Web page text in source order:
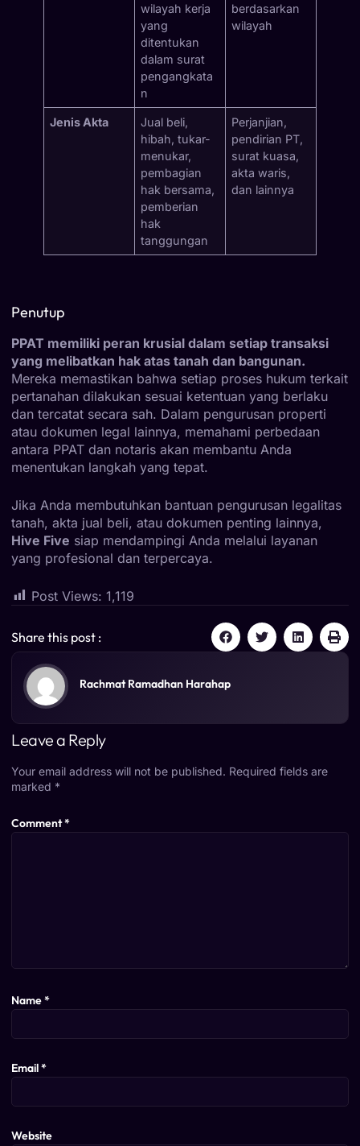
wilayah kerja
yang
ditentukan
dalam surat
pengangkata
n
berdasarkan
wilayah
Jenis Akta
Jual beli,
hibah, tukar-
menukar,
pembagian
hak bersama,
pemberian
hak
tanggungan
Perjanjian,
pendirian PT,
surat kuasa,
akta waris,
dan lainnya
Penutup
PPAT memiliki peran krusial dalam setiap transaksi
yang melibatkan hak atas tanah dan bangunan.
Mereka memastikan bahwa setiap proses hukum terkait
pertanahan dilakukan sesuai ketentuan yang berlaku
dan tercatat secara sah. Dalam pengurusan properti
atau dokumen legal lainnya, memahami perbedaan
antara PPAT dan notaris akan membantu Anda
menentukan langkah yang tepat.
Jika Anda membutuhkan bantuan pengurusan legalitas
tanah, akta jual beli, atau dokumen penting lainnya,
Hive Five siap mendampingi Anda melalui layanan
yang profesional dan terpercaya.
Post Views: 1,119
Share this post :
Rachmat Ramadhan Harahap
Leave a Reply
Your email address will not be published. Required fields are
marked *
Comment*
Name*
Email*
Website